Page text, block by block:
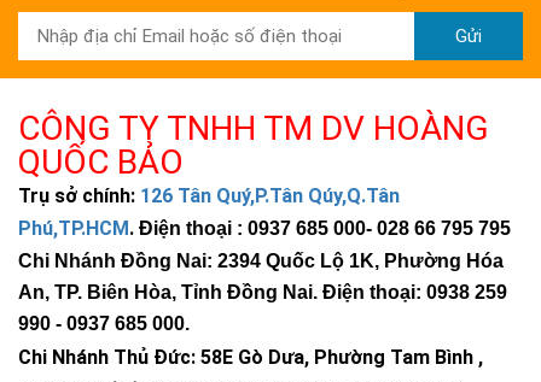
Gửi
CÔNG TY TNHH TM DV HOÀNG
QUỐC BẢO
Trụ sở chính: 126 Tân Quý,P.Tân Qúy,Q.Tân
Phú,TP.HCM. Điện thoại : 0937 685 000- 028 66 795 795
Chi Nhánh Đồng Nai: 2394 Quốc Lộ 1K, Phường Hóa
An, TP. Biên Hòa, Tỉnh Đồng Nai. Điện thoại: 0938 259
990 - 0937 685 000.
Chi Nhánh Thủ Đức: 58E Gò Dưa, Phường Tam Bình ,